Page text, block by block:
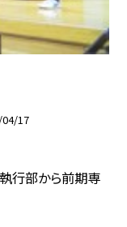
17
行部から前期専